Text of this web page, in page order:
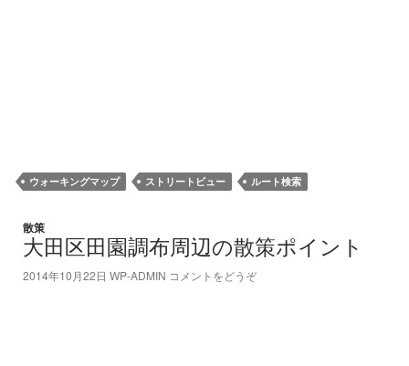
ウォーキングマップ ストリートビュー ルート検索
散策
大田区田園調布周辺の散策ポイント
2014年10月22日 WP-ADMIN コメントをどうぞ